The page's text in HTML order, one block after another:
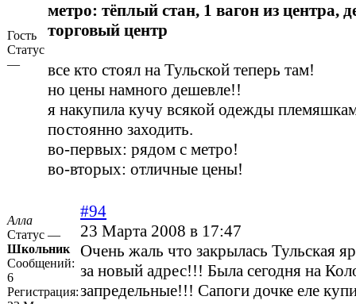
Гость
Статус
—
метро: тёплый стан, 1 вагон из центра,
торговый центр
все кто стоял на Тульской теперь там!
но цены намного дешевле!!
я накупила кучу всякой одежды
постоянно заходить.
во-первых: рядом с метро!
во-вторых: отличные цены!
Алла
Статус —
Школьник
Сообщений:
6
Регистрация:
#94
23 Марта 2008 в 17:47
Очень жаль что закрылась Тульская
за новый адрес!!! Была сегодня на
запредельные!!! Сапоги дочке еле